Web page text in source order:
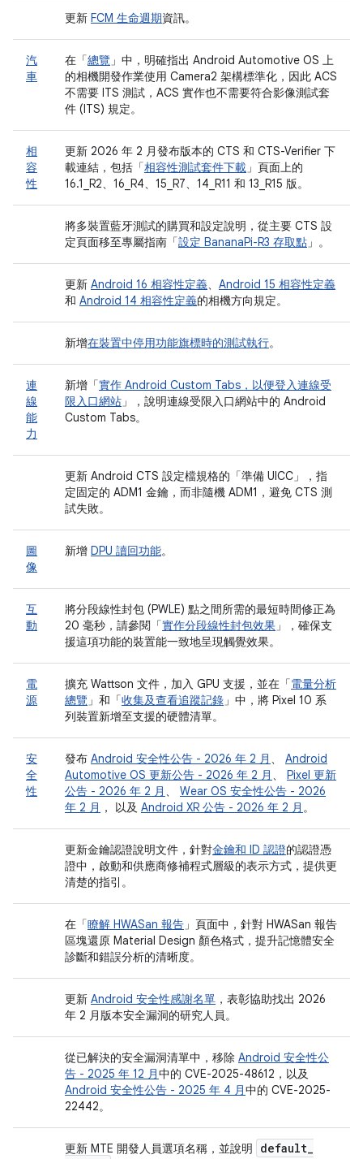
更新 FCM 生命週期資訊。
汽
車
在「總覽 」中，明確指出 Android Automotive OS 上
的相機開發作業使用 Camera2 架構標準化，因此 ACS
不需要 ITS 測試，ACS 實作也不需要符合影像測試套
件 (ITS) 規定。
相
容
性
更新 2026 年 2 月發布版本的 CTS 和 CTS-Verifier 下
載連結，包括「相容性測試套件下載 」頁面上的
16.1_R2、16_R4、15_R7、14_R11 和 13_R15 版。
將多裝置藍牙測試的購買和設定說明，從主要 CTS 設
定頁面移至專屬指南「設定 BananaPi-R3 存取點 」。
更新 Android 16 相容性定義、 Android 15 相容性定義
和 Android 14 相容性定義的相機方向規定。
新增在裝置中停用功能旗標時的測試執行。
連
線
能
力
新增「實作 Android Custom Tabs，以便登入連線受
限入口網站 」，說明連線受限入口網站中的 Android
Custom Tabs。
更新 Android CTS 設定檔規格的「準備 UICC」
，指
定固定的 ADM1 金鑰，而非隨機 ADM1，避免 CTS 測
試失敗。
圖
像
新增 DPU 讀回功能。
互
動
將分段線性封包 (PWLE) 點之間所需的最短時間修正為
20 毫秒，請參閱「實作分段線性封包效果 」，確保支
援這項功能的裝置能一致地呈現觸覺效果。
電
源
擴充 Wattson 文件，加入 GPU 支援，並在「電量分析
總覽 」和「收集及查看追蹤記錄 」中，將 Pixel 10 系
列裝置新增至支援的硬體清單。
安
全
性
發布 Android 安全性公告 - 2026 年 2 月 、 Android
Automotive OS 更新公告 - 2026 年 2 月 、 Pixel 更新
公告 - 2026 年 2 月 、 Wear OS 安全性公告 - 2026
年 2 月 ， 以及 Android XR 公告 - 2026 年 2 月 。
更新金鑰認證說明文件，針對金鑰和 ID 認證的認證憑
證中，啟動和供應商修補程式層級的表示方式，提供更
清楚的指引。
在「瞭解 HWASan 報告 」頁面中，針對 HWASan 報告
區塊還原 Material Design 顏色格式，提升記憶體安全
診斷和錯誤分析的清晰度。
更新 Android 安全性感謝名單 ，表彰協助找出 2026
年 2 月版本安全漏洞的研究人員。
從已解決的安全漏洞清單中，移除 Android 安全性公
告 - 2025 年 12 月中的 CVE-2025-48612，以及
Android 安全性公告 - 2025 年 4 月中的 CVE-2025-
22442。
更新 MTE 開發人員選項名稱，並說明 default_